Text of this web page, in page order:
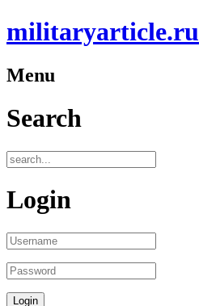
militaryarticle.ru
Menu
Search
Login